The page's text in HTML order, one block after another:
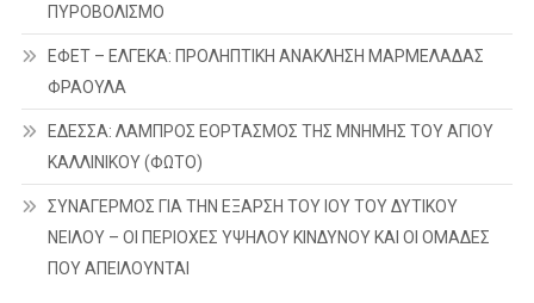
ΠΥΡΟΒΟΛΙΣΜΟ
ΕΦΕΤ – ΕΛΓΕΚΑ: ΠΡΟΛΗΠΤΙΚΗ ΑΝΑΚΛΗΣΗ ΜΑΡΜΕΛΑΔΑΣ
ΦΡΑΟΥΛΑ
ΕΔΕΣΣΑ: ΛΑΜΠΡΟΣ ΕΟΡΤΑΣΜΟΣ ΤΗΣ ΜΝΗΜΗΣ ΤΟΥ ΑΓΙΟΥ
ΚΑΛΛΙΝΙΚΟΥ (ΦΩΤΟ)
ΣΥΝΑΓΕΡΜΟΣ ΓΙΑ ΤΗΝ ΕΞΑΡΣΗ ΤΟΥ ΙΟΥ ΤΟΥ ΔΥΤΙΚΟΥ
ΝΕΙΛΟΥ – ΟΙ ΠΕΡΙΟΧΕΣ ΥΨΗΛΟΥ ΚΙΝΔΥΝΟΥ ΚΑΙ ΟΙ ΟΜΑΔΕΣ
ΠΟΥ ΑΠΕΙΛΟΥΝΤΑΙ